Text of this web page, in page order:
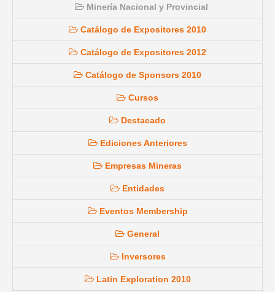
Minería Nacional y Provincial
Catálogo de Expositores 2010
Catálogo de Expositores 2012
Catálogo de Sponsors 2010
Cursos
Destacado
Ediciones Anteriores
Empresas Mineras
Entidades
Eventos Membership
General
Inversores
Latin Exploration 2010